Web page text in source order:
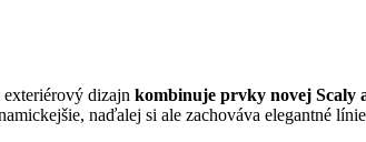
dizajn kombinuje prvky novej Scaly
naďalej si ale zachováva elegantné